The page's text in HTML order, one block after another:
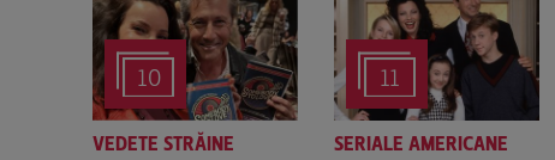
10
VEDETE STRĂINE
11
SERIALE AMERICANE